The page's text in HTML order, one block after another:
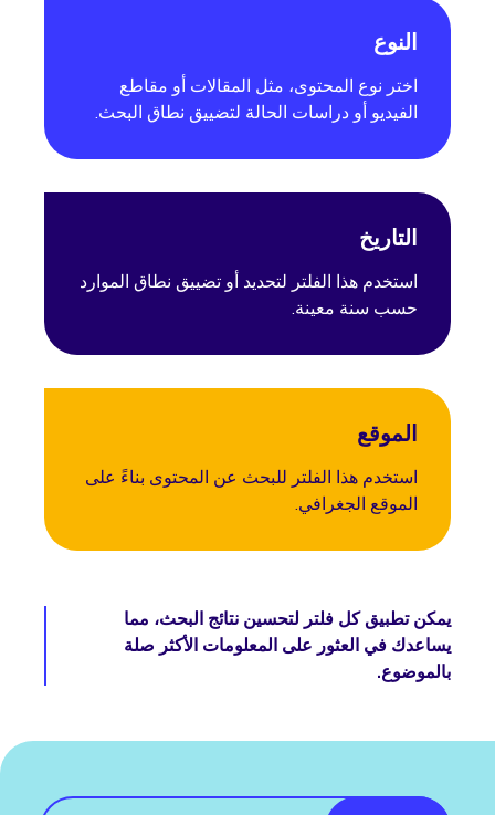
النوع
اختر نوع المحتوى، مثل المقالات أو مقاطع
الفيديو أو دراسات الحالة لتضييق نطاق البحث.
التاريخ
استخدم هذا الفلتر لتحديد أو تضييق نطاق الموارد
حسب سنة معينة.
الموقع
استخدم هذا الفلتر للبحث عن المحتوى بناءً على
الموقع الجغرافي.
يمكن تطبيق كل فلتر لتحسين نتائج البحث، مما
يساعدك في العثور على المعلومات الأكثر صلة
بالموضوع.